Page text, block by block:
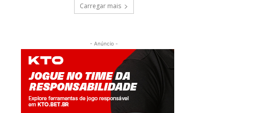
Carregar mais
- Anúncio -